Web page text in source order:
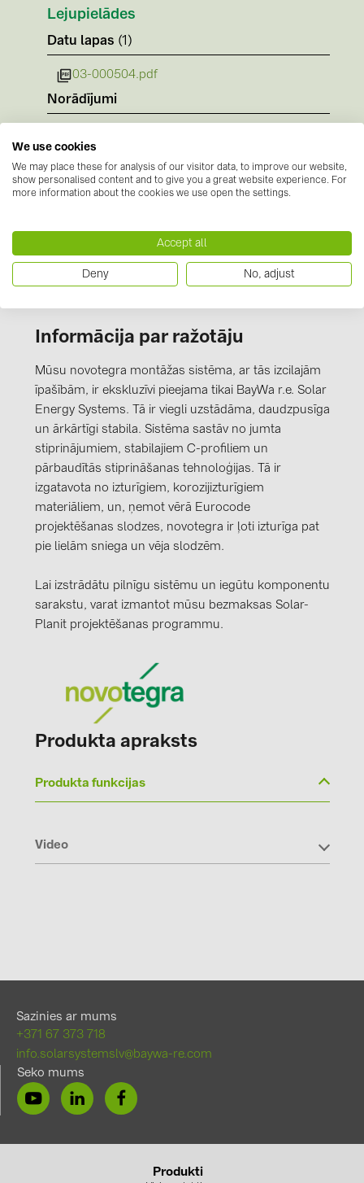
LONGi Solar (5)
NOVOTEGRA (315)
PROJOY (3)
PRYSMIAN DRAKA (18)
SMA (1)
TIGO (4)
Victron Energy B.V. (2)
WHES (5)
Lejupielādes
Datu lapas (1)
03-000504.pdf
Norādījumi
Sertifikāti
CE-
Kennzeichnung_novotegra_gesamt_Stand_J
Informācija par ražotāju
Mūsu novotegra montāžas sistēma, ar tās izcilajām
īpašībām, ir ekskluzīvi pieejama tikai BayWa r.e. Solar
Energy Systems. Tā ir viegli uzstādāma, daudzpusīga
un ārkārtīgi stabila. Sistēma sastāv no jumta
stiprinājumiem, stabilajiem C-profiliem un
pārbaudītās stiprināšanas tehnoloģijas. Tā ir
izgatavota no izturīgiem, korozijizturīgiem
materiāliem, un, ņemot vērā Eurocode
projektēšanas slodzes, novotegra ir ļoti izturīga pat
pie lielām sniega un vēja slodzēm.
Lai izstrādātu pilnīgu sistēmu un iegūtu komponentu
sarakstu, varat izmantot mūsu bezmaksas Solar-
Planit projektēšanas programmu.
Produkta apraksts
Produkta funkcijas
Video
Sazinies ar mums
+371 67 373 718
info.solarsystemslv@baywa-re.com
Seko mums
Produkti
We use cookies
We may place these for analysis of our visitor data, to improve our website,
show personalised content and to give you a great website experience. For
more information about the cookies we use open the settings.
Accept all
Deny No, adjust